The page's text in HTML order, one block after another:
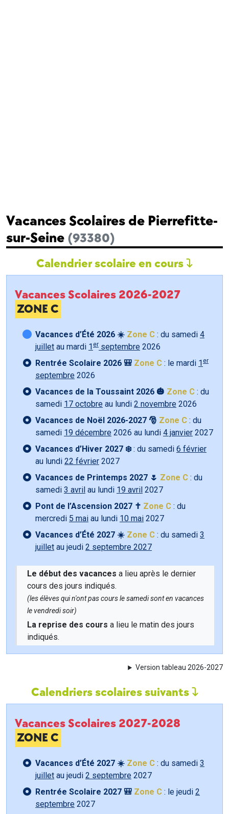
Vacances Scolaires de Pierrefitte-
sur-Seine (93380)
Calendrier scolaire en cours
Vacances Scolaires 2026-2027
ZONE C
Vacances d’Été 2026 ☀️ Zone C : du samedi 4
juillet au mardi 1 er septembre 2026
Rentrée Scolaire 2026 🎒 Zone C : le mardi 1 er
septembre 2026
Vacances de la Toussaint 2026 🎃 Zone C : du
samedi 17 octobre au lundi 2 novembre 2026
Vacances de Noël 2026-2027 🎅 Zone C : du
samedi 19 décembre 2026 au lundi 4 janvier 2027
Vacances d’Hiver 2027 ❄️: du samedi 6 février
au lundi 22 février 2027
Vacances de Printemps 2027 🌷 Zone C : du
samedi 3 avril au lundi 19 avril 2027
Pont de l’Ascension 2027 ✝️ Zone C : du
mercredi 5 mai au lundi 10 mai 2027
Vacances d’Été 2027 ☀️ Zone C : du samedi 3
juillet au jeudi 2 septembre 2027
Le début des vacances a lieu après le dernier
cours des jours indiqués.
(les élèves qui n'ont pas cours le samedi sont en vacances
le vendredi soir)
La reprise des cours a lieu le matin des jours
indiqués.
Version tableau 2026-2027
Calendriers scolaires suivants
Vacances Scolaires 2027-2028
ZONE C
Vacances d’Été 2027 ☀️ Zone C : du samedi 3
juillet au jeudi 2 septembre 2027
Rentrée Scolaire 2027 🎒 Zone C : le jeudi 2
septembre 2027